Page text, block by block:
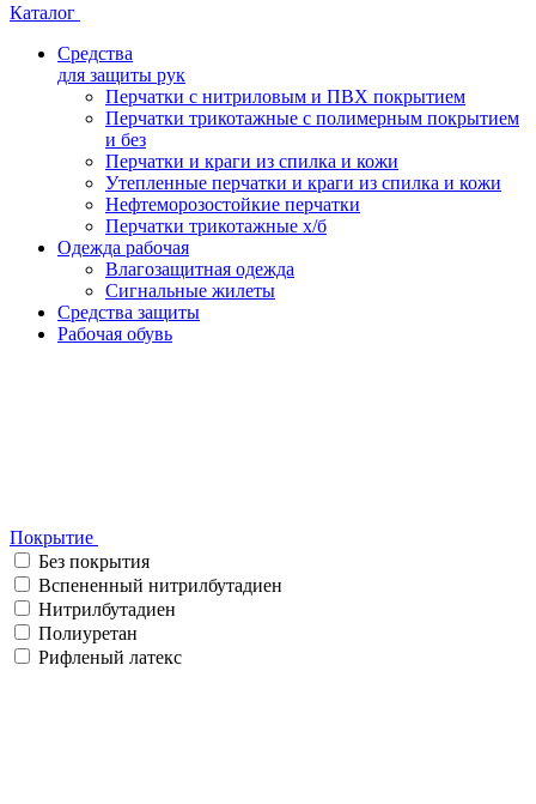
Каталог
Средства
для защиты рук
Перчатки с нитриловым и ПВХ покрытием
Перчатки трикотажные с полимерным покрытием
и без
Перчатки и краги из спилка и кожи
Утепленные перчатки и краги из спилка и кожи
Нефтеморозостойкие перчатки
Перчатки трикотажные х/б
Одежда рабочая
Влагозащитная одежда
Сигнальные жилеты
Средства защиты
Рабочая обувь
Покрытие
Без покрытия
Вспененный нитрилбутадиен
Нитрилбутадиен
Полиуретан
Рифленый латекс